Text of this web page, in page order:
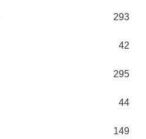
293
42
295
44
149